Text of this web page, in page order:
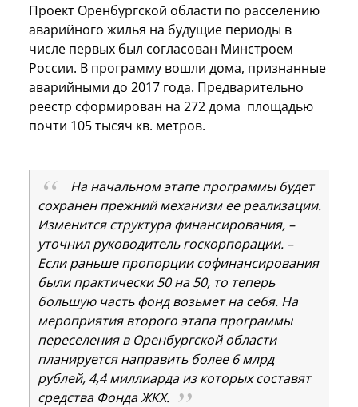
Проект Оренбургской области по расселению
аварийного жилья на будущие периоды в
числе первых был согласован Минстроем
России. В программу вошли дома, признанные
аварийными до 2017 года. Предварительно
реестр сформирован на 272 дома площадью
почти 105 тысяч кв. метров.
На начальном этапе программы будет
сохранен прежний механизм ее реализации.
Изменится структура финансирования, –
уточнил руководитель госкорпорации. –
Если раньше пропорции софинансирования
были практически 50 на 50, то теперь
большую часть фонд возьмет на себя. На
мероприятия второго этапа программы
переселения в Оренбургской области
планируется направить более 6 млрд
рублей, 4,4 миллиарда из которых составят
средства Фонда ЖКХ.